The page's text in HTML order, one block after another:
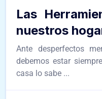
Las
nuestros
Ante desperfectos
debemos estar
casa lo sabe ...